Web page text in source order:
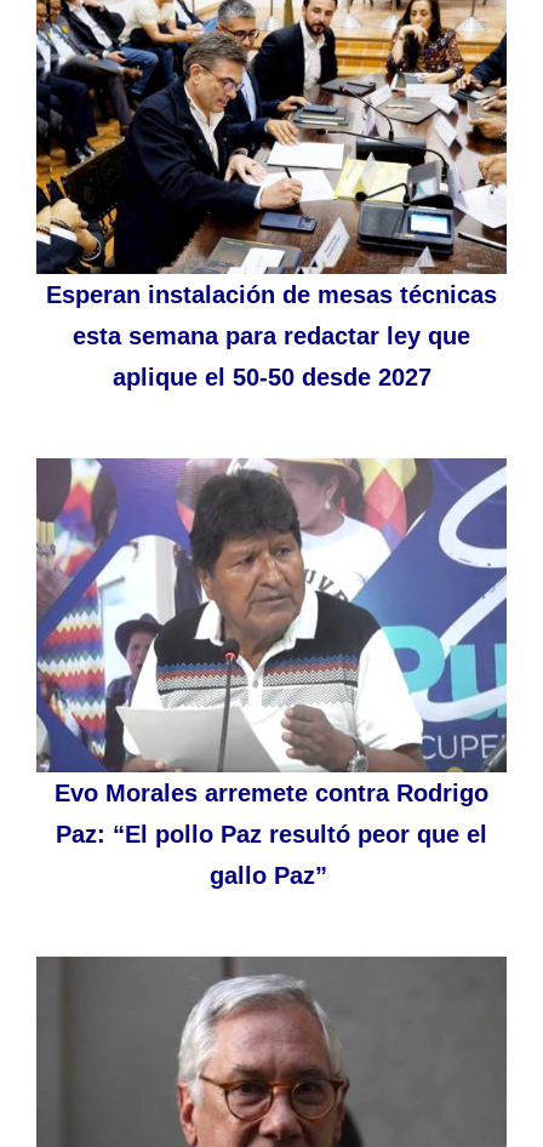
Esperan instalación de mesas técnicas
esta semana para redactar ley que
aplique el 50-50 desde 2027
Evo Morales arremete contra Rodrigo
Paz: “El pollo Paz resultó peor que el
gallo Paz”